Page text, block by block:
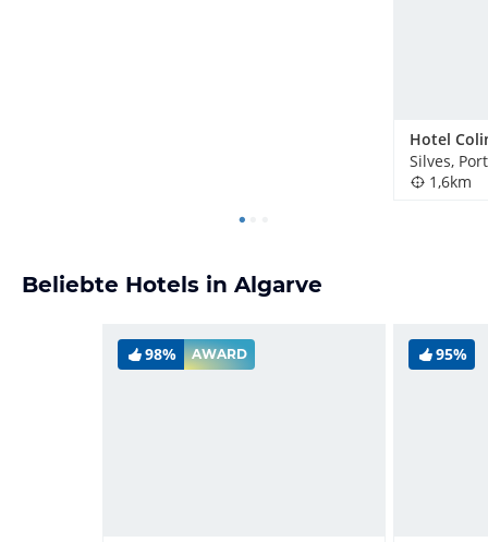
Silves,
1,6km
Beliebte Hotels in Algarve
98% AWARD 95%